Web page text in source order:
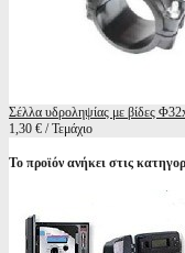
Σέλλα υδροληψίας με βίδες
1,30 € / Τεμάχιο
Το προϊόν ανήκει στις